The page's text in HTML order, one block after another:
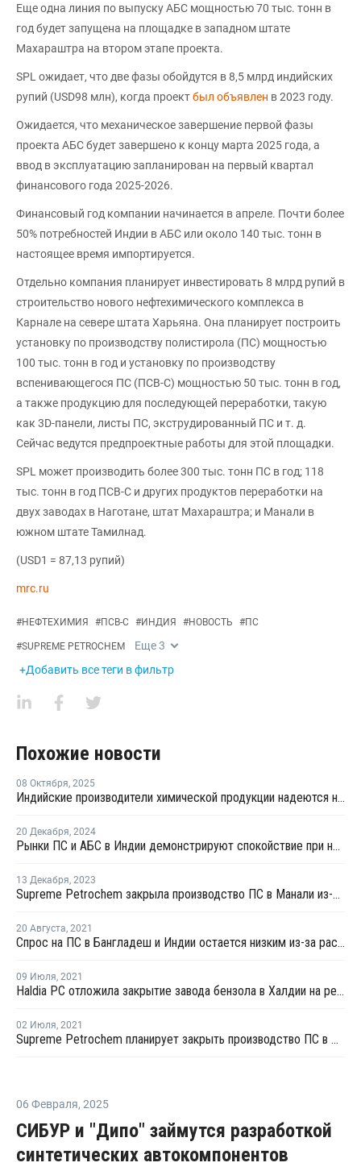
Еще одна линия по выпуску АБС мощностью 70 тыс. тонн в
год будет запущена на площадке в западном штате
Махараштра на втором этапе проекта.
SPL ожидает, что две фазы обойдутся в 8,5 млрд индийских
рупий (USD98 млн), когда проектбыл объявлен в 2023 году.
Ожидается, что механическое завершение первой фазы
проекта АБС будет завершено к концу марта 2025 года, а
ввод в эксплуатацию запланирован на первый квартал
финансового года 2025-2026.
Финансовый год компании начинается в апреле. Почти более
50% потребностей Индии в АБС или около 140 тыс. тонн в
настоящее время импортируется.
Отдельно компания планирует инвестировать 8 млрд рупий в
строительство нового нефтехимического комплекса в
Карнале на севере штата Харьяна. Она планирует построить
установку по производству полистирола (ПС) мощностью
100 тыс. тонн в год и установку по производству
вспенивающегося ПС (ПСВ-С) мощностью 50 тыс. тонн в год,
а также продукцию для последующей переработки, такую
как 3D-панели, листы ПС, экструдированный ПС и т. д.
Сейчас ведутся предпроектные работы для этой площадки.
SPL может производить более 300 тыс. тонн ПС в год; 118
тыс. тонн в год ПСВ-С и других продуктов переработки на
двух заводах в Наготане, штат Махараштра; и Манали в
южном штате Тамилнад.
(USD1 = 87,13 рупий)
mrc.ru
#НЕФТЕХИМИЯ #ПСВ-С #ИНДИЯ #НОВОСТЬ #ПС
#SUPREME PETROCHEM Еще3
+Добавить все теги в фильтр
Похожие новости
08 Октября, 2025
Индийские производители химической продукции надеются на рост спроса после реформы налога на товары и услуги
20 Декабря, 2024
Рынки ПС и АБС в Индии демонстрируют спокойствие при незначительном снижении цен
13 Декабря, 2023
Supreme Petrochem закрыла производство ПС в Манали из-за дождей в регионе
20 Августа, 2021
Спрос на ПС в Бангладеш и Индии остается низким из-за распространения коронавируса
09 Июля, 2021
Haldia PC отложила закрытие завода бензола в Халдии на ремонт
02 Июля, 2021
Supreme Petrochem планирует закрыть производство ПС в Нагатане для модернизации
06 Февраля, 2025
СИБУР и "Дипо" займутся разработкой
синтетических автокомпонентов